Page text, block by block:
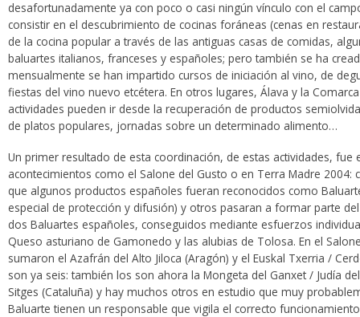
desafortunadamente ya con poco o casi ningún vínculo con el
consistir en el descubrimiento de cocinas foráneas (cenas en
de la cocina popular a través de las antiguas casas de comidas,
baluartes italianos, franceses y españoles; pero también se ha
mensualmente se han impartido cursos de iniciación al vino, de
fiestas del vino nuevo etcétera. En otros lugares, Álava y la
actividades pueden ir desde la recuperación de productos
de platos populares, jornadas sobre un determinado alimento…
Un primer resultado de esta coordinación, de estas actividades,
acontecimientos como el Salone del Gusto o en Terra Madre
que algunos productos españoles fueran reconocidos como
especial de protección y difusión) y otros pasaran a formar parte
dos Baluartes españoles, conseguidos mediante esfuerzos
Queso asturiano de Gamonedo y las alubias de Tolosa. En el
sumaron el Azafrán del Alto Jiloca (Aragón) y el Euskal Txerria /
son ya seis: también los son ahora la Mongeta del Ganxet / Judía
Sitges (Cataluña) y hay muchos otros en estudio que muy
Baluarte tienen un responsable que vigila el correcto